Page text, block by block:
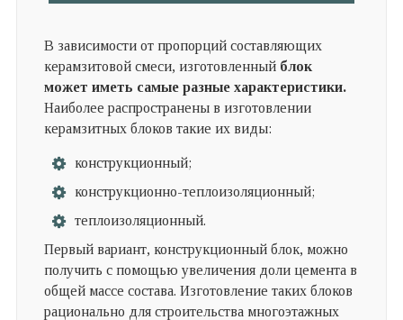
В зависимости от пропорций составляющих
керамзитовой смеси, изготовленный блок
может иметь самые разные характеристики.
Наиболее распространены в изготовлении
керамзитных блоков такие их виды:
конструкционный;
конструкционно-теплоизоляционный;
теплоизоляционный.
Первый вариант, конструкционный блок, можно
получить с помощью увеличения доли цемента в
общей массе состава. Изготовление таких блоков
рационально для строительства многоэтажных